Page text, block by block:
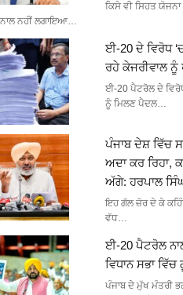
ਕਿਸੇ ਵੀ ਸਿਹਤ
ਨਾਲ ਨਹੀਂ ਲਗਾਇਆ…
ਈ-20 ਦੇ ਵਿਰੋਧ
ਰਹੇ ਕੇਜਰੀਵਾਲ
ਈ-20 ਪੈਟਰੋਲ ਦੇ
ਨੂੰ ਮਿਲਣ ਪੈਦਲ…
ਪੰਜਾਬ ਦੇਸ਼ ਵਿੱਚ
ਅਦਾ ਕਰ ਰਿਹਾ,
ਅੱਗੇ: ਹਰਪਾਲ
ਇਹ ਗੱਲ ਜ਼ੋਰ ਦੇ ਕੇ
ਵੱਧ…
ਈ-20 ਪੈਟਰੋਲ
ਵਿਧਾਨ ਸਭਾ
ਪੰਜਾਬ ਦੇ ਮੁੱਖ ਮੰਤਰੀ